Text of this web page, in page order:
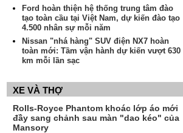
Ford hoàn thiện hệ thống trung tâm đào
tạo toàn cầu tại Việt Nam, dự kiến đào tạo
4.500 nhân sự mỗi năm
Nissan "nhá hàng" SUV điện NX7 hoàn
toàn mới: Tầm vận hành dự kiến vượt 630
km mỗi lần sạc
XE VÀ THỢ
Rolls-Royce Phantom khoác lớp áo mới
đầy sang chảnh sau màn "dao kéo" của
Mansory